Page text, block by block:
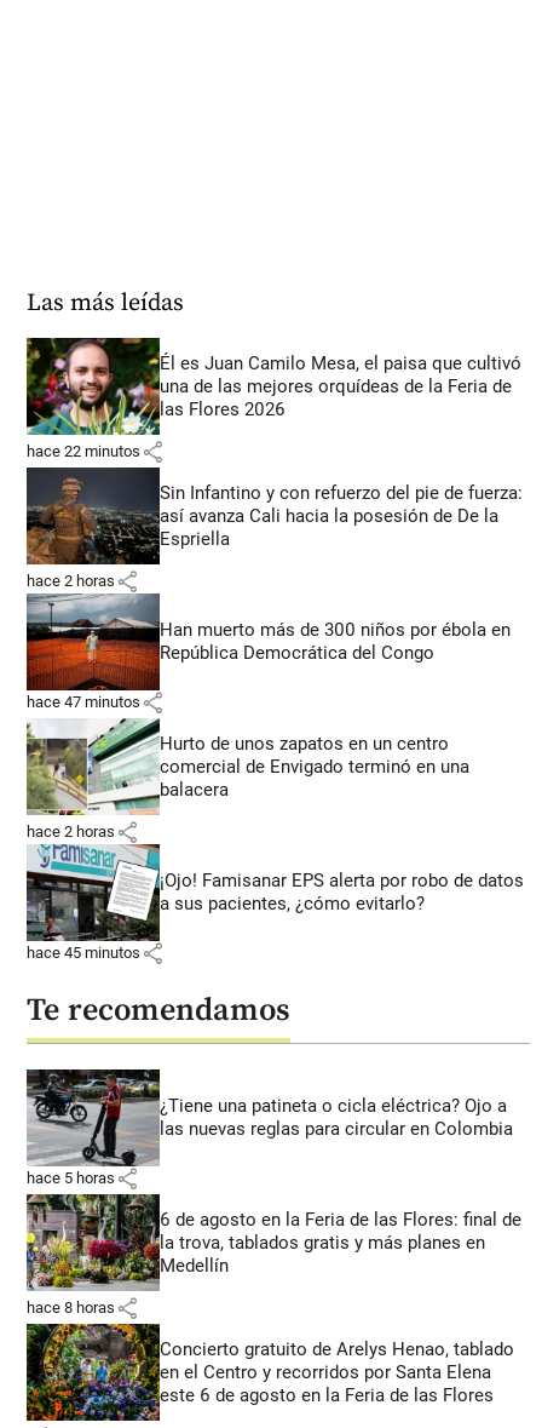
Las más leídas
Él es Juan Camilo Mesa, el paisa que cultivó
una de las mejores orquídeas de la Feria de
las Flores 2026
hace 22 minutos share
Sin Infantino y con refuerzo del pie de fuerza:
así avanza Cali hacia la posesión de De la
Espriella
hace 2 horas share
Han muerto más de 300 niños por ébola en
República Democrática del Congo
hace 47 minutos share
Hurto de unos zapatos en un centro
comercial de Envigado terminó en una
balacera
hace 2 horas share
¡Ojo! Famisanar EPS alerta por robo de datos
a sus pacientes, ¿cómo evitarlo?
hace 45 minutos share
Te recomendamos
¿Tiene una patineta o cicla eléctrica? Ojo a
las nuevas reglas para circular en Colombia
hace 5 horas share
6 de agosto en la Feria de las Flores: final de
la trova, tablados gratis y más planes en
Medellín
hace 8 horas share
Concierto gratuito de Arelys Henao, tablado
en el Centro y recorridos por Santa Elena
este 6 de agosto en la Feria de las Flores